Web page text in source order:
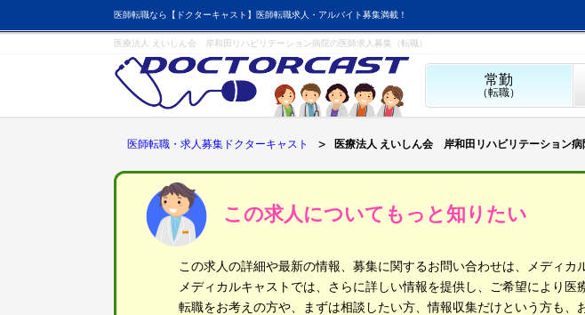
医師転職なら【ドクターキャスト】医師転職求人・アルバイト募集満載！
医療法人 えいしん会 岸和田リハビリテーション病院の医師求人募集（転職）
常勤
（転職）
医師転職・求人募集ドクターキャスト 医療法人 えいしん会 岸和田リハビリテーション病
この求人についてもっと知りたい
この求人の詳細や最新の情報、募集に関するお問い合わせは、メディカ
メディカルキャストでは、さらに詳しい情報を提供し、ご希望により医
転職をお考えの方や、まずは相談したい方、情報収集だけという方も、